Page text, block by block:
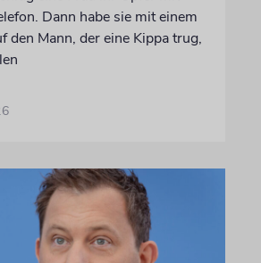
Dann habe sie mit einem
den Mann, der eine Kippa trug,